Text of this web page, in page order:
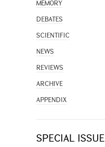
MEMORY
DEBATES
SCIENTIFIC
NEWS
REVIEWS
ARCHIVE
APPENDIX
SPECIAL ISSUE